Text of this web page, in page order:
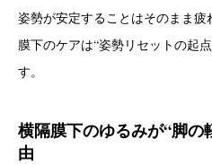
姿勢が安定することはそのまま
膜下のケアは“姿勢リセットの起
す。
横隔膜下のゆるみが“脚の
由